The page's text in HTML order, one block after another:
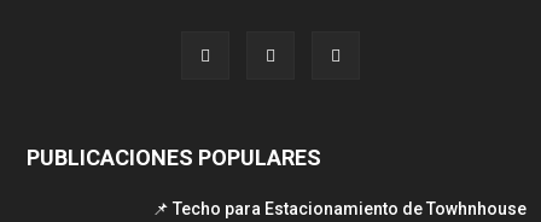
PUBLICACIONES POPULARES
📌 Techo para Estacionamiento de Towhnhouse